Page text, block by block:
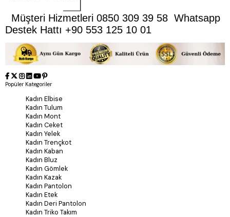
Müşteri Hizmetleri 0850 309 39 58 Whatsapp
Destek Hattı +90 553 125 10 01
Popüler Kategoriler
Kadın Elbise
Kadın Tulum
Kadın Mont
Kadın Ceket
Kadın Yelek
Kadın Trençkot
Kadın Kaban
Kadın Bluz
Kadın Gömlek
Kadın Kazak
Kadın Pantolon
Kadın Etek
Kadın Deri Pantolon
Kadın Triko Takım